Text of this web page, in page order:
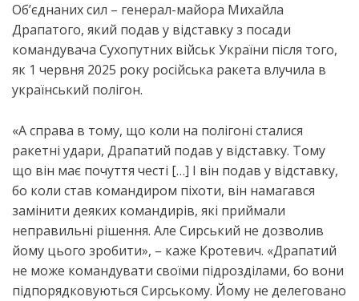
Об’єднаних сил – генерал-майора Михайла
Драпатого, який подав у відставку з посади
командувача Сухопутних військ України після того,
як 1 червня 2025 року російська ракета влучила в
український полігон.
«А справа в тому, що коли на полігоні сталися
ракетні удари, Драпатий подав у відставку. Тому
що він має почуття честі […] І він подав у відставку,
бо коли став командиром піхоти, він намагався
замінити деяких командирів, які приймали
неправильні рішення. Але Сирський не дозволив
йому цього зробити», – каже Кротевич. «Драпатий
не може командувати своїми підрозділами, бо вони
підпорядковуються Сирському. Йому не делеговано